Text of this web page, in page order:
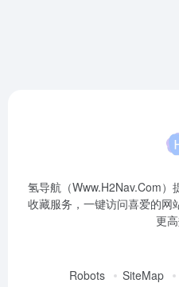
氢导航（Www.H2Nav.Com
收藏服务，一键访问喜爱的网
更高
Robots SiteMap